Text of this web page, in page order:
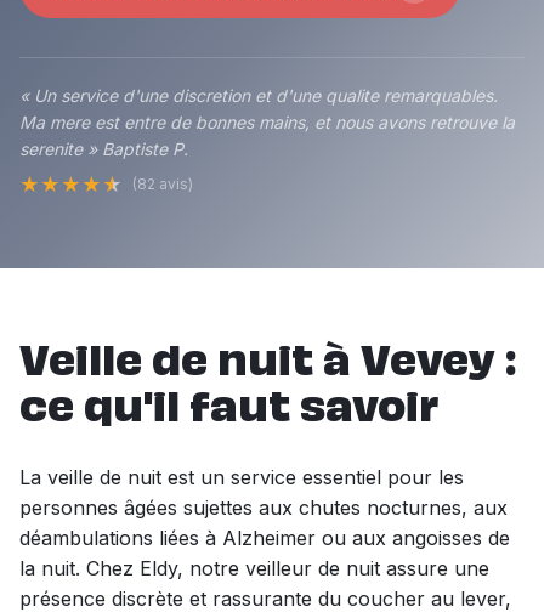
« Un service d'une discretion et d'une qualite remarquables.
Ma mere est entre de bonnes mains, et nous avons retrouve la
serenite » Baptiste P.
★ ★ ★ ★ ★ (82 avis)
Veille de nuit à Vevey :
ce qu'il faut savoir
La veille de nuit est un service essentiel pour les
personnes âgées sujettes aux chutes nocturnes, aux
déambulations liées à Alzheimer ou aux angoisses de
la nuit. Chez Eldy, notre veilleur de nuit assure une
présence discrète et rassurante du coucher au lever,